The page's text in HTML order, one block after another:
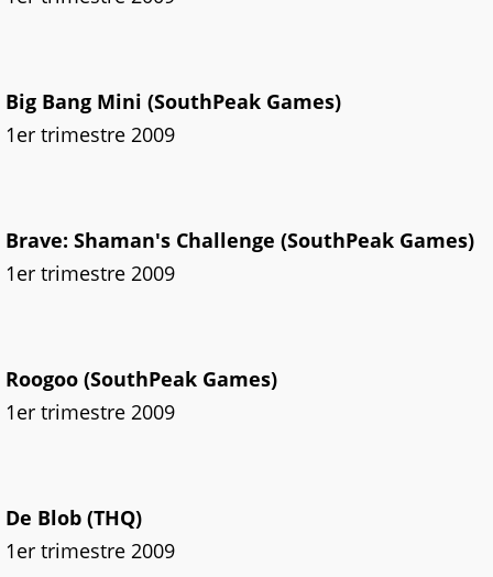
Big Bang Mini (SouthPeak Games)
1er trimestre 2009
Brave: Shaman's Challenge (SouthPeak Games)
1er trimestre 2009
Roogoo (SouthPeak Games)
1er trimestre 2009
De Blob (THQ)
1er trimestre 2009